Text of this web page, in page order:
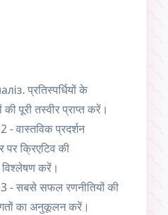
प्रतिस्पर्धियों के
की पूरी तस्वीर प्राप्त करें।
वास्तविक प्रदर्शन
क्रिएटिव की
विश्लेषण करें।
- सबसे सफल रणनीतियों की
का अनुकूलन करें।